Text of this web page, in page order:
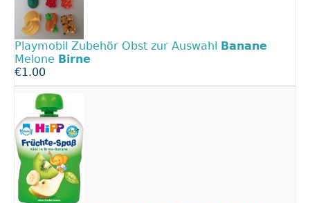
Playmobil Zubehör Obst zur Auswahl Banane
Melone Birne
€1.00